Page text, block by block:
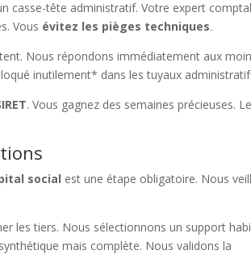
casse-tête administratif. Votre expert
Vous évitez les pièges techniques.
Nous répondons immédiatement aux
inutilement* dans les tuyaux
. Vous gagnez des semaines précieuses. Le
social est une étape obligatoire. Nous
les tiers. Nous sélectionnons un support
mais complète. Nous validons la